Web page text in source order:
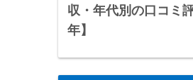
収・年代別の口コミ
年】